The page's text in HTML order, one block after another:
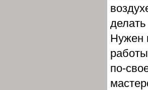
Нужен
по-